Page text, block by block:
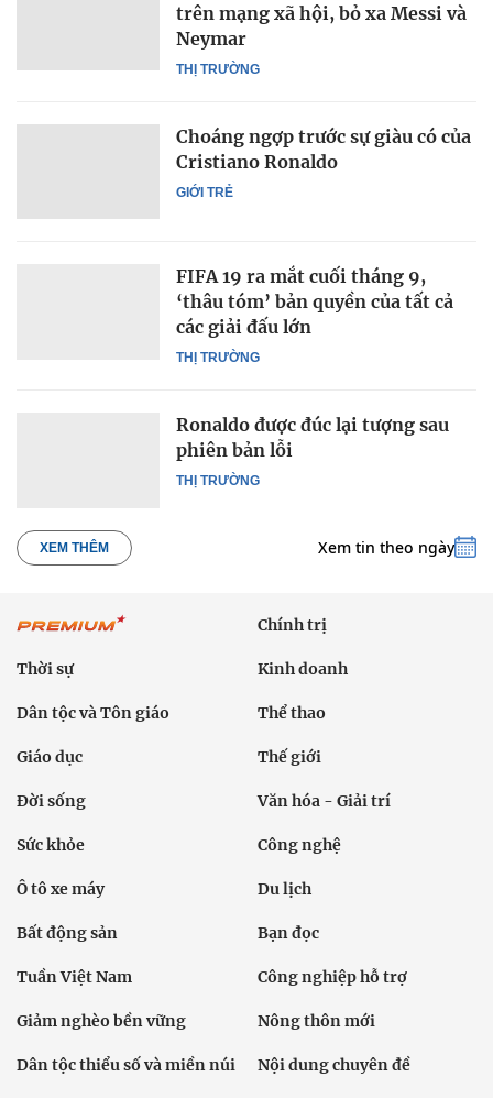
THỊ TRƯỜNG
trên mạng xã hội, bỏ xa Messi và
Neymar
GIỚI TRẺ
Choáng ngợp trước sự giàu có của
Cristiano Ronaldo
THỊ TRƯỜNG
FIFA 19 ra mắt cuối tháng 9,
‘thâu tóm’ bản quyền của tất cả
các giải đấu lớn
THỊ TRƯỜNG
Ronaldo được đúc lại tượng sau
phiên bản lỗi
XEM THÊM Xem tin theo ngày
Chính trị
Thời sự Kinh doanh
Dân tộc và Tôn giáo Thể thao
Giáo dục Thế giới
Đời sống Văn hóa - Giải trí
Sức khỏe Công nghệ
Ô tô xe máy Du lịch
Bất động sản Bạn đọc
Tuần Việt Nam Công nghiệp hỗ trợ
Giảm nghèo bền vững Nông thôn mới
Dân tộc thiểu số và miền núi Nội dung chuyên đề